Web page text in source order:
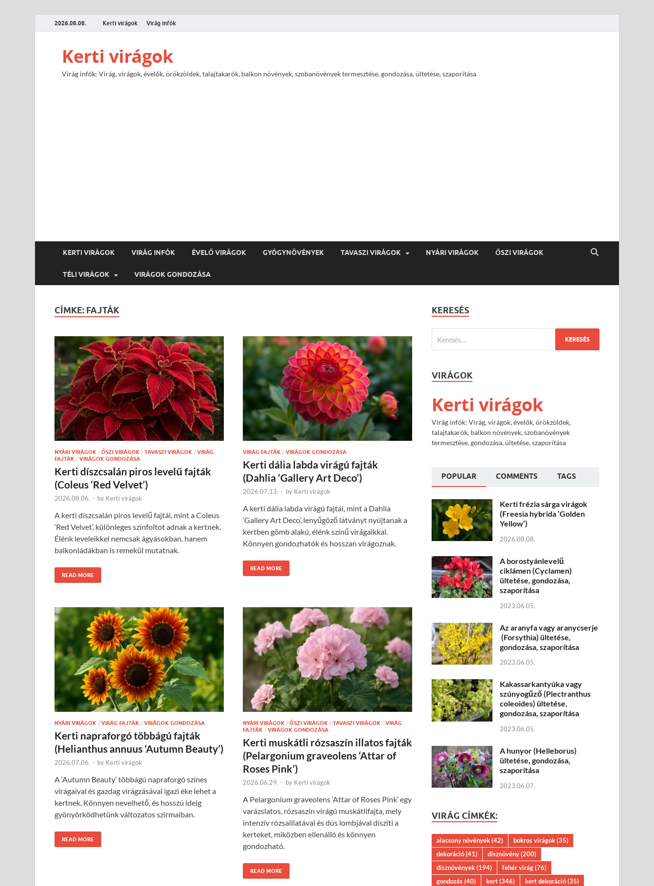
2026.08.08. Kerti virágok Virág infók
Kerti virágok
Virág infók: Virág, virágok, évelők, örökzöldek, talajtakarók, balkon növények, szobanövények termesztése, gondozása, ültetése, szaporítása
KERTI VIRÁGOK VIRÁG INFÓK ÉVELŐ VIRÁGOK GYÓGYNÖVÉNYEK TAVASZI VIRÁGOK NYÁRI VIRÁGOK ŐSZI VIRÁGOK
TÉLI VIRÁGOK VIRÁGOK GONDOZÁSA
CÍMKE: FAJTÁK
NYÁRI VIRÁGOK / ŐSZI VIRÁGOK / TAVASZI VIRÁGOK / VIRÁG
FAJTÁK / VIRÁGOK GONDOZÁSA
Kerti díszcsalán piros levelű fajták
(Coleus ‘Red Velvet’)
2026.08.06. - by Kerti virágok
A kerti díszcsalán piros levelű fajtái, mint a Coleus
‘Red Velvet’, különleges színfoltot adnak a kertnek.
Élénk leveleikkel nemcsak ágyásokban, hanem
balkonládákban is remekül mutatnak.
READ MORE
VIRÁG FAJTÁK / VIRÁGOK GONDOZÁSA
Kerti dália labda virágú fajták
(Dahlia ‘Gallery Art Deco’)
2026.07.13. - by Kerti virágok
A kerti dália labda virágú fajtái, mint a Dahlia
‘Gallery Art Deco’, lenyűgöző látványt nyújtanak a
kertben gömb alakú, élénk színű virágaikkal.
Könnyen gondozhatók és hosszan virágoznak.
READ MORE
NYÁRI VIRÁGOK / VIRÁG FAJTÁK / VIRÁGOK GONDOZÁSA
Kerti napraforgó többágú fajták
(Helianthus annuus ‘Autumn Beauty’)
2026.07.06. - by Kerti virágok
A ‘Autumn Beauty’ többágú napraforgó színes
virágaival és gazdag virágzásával igazi éke lehet a
kertnek. Könnyen nevelhető, és hosszú ideig
gyönyörködhetünk változatos szirmaiban.
READ MORE
NYÁRI VIRÁGOK / ŐSZI VIRÁGOK / TAVASZI VIRÁGOK / VIRÁG
FAJTÁK / VIRÁGOK GONDOZÁSA
Kerti muskátli rózsaszín illatos fajták
(Pelargonium graveolens ‘Attar of
Roses Pink’)
2026.06.29. - by Kerti virágok
A Pelargonium graveolens ‘Attar of Roses Pink’ egy
varázslatos, rózsaszín virágú muskátlifajta, mely
intenzív rózsaillatával és dús lombjával díszíti a
kerteket, miközben ellenálló és könnyen
gondozható.
READ MORE
KERESÉS
VIRÁGOK
Kerti virágok
Virág infók: Virág, virágok, évelők, örökzöldek,
talajtakarók, balkon növények, szobanövények
termesztése, gondozása, ültetése, szaporítása
POPULAR COMMENTS TAGS
Kerti frézia sárga virágok
(Freesia hybrida ‘Golden
Yellow’)
2026.08.08.
A borostyánlevelű
ciklámen (Cyclamen)
ültetése, gondozása,
szaporítása
2023.06.05.
Az aranyfa vagy aranycserje
(Forsythia) ültetése,
gondozása, szaporítása
2023.06.05.
Kakassarkantyúka vagy
szúnyogűző (Plectranthus
coleoides) ültetése,
gondozása, szaporítása
2023.06.05.
A hunyor (Helleborus)
ültetése, gondozása,
szaporítása
2023.06.07.
VIRÁG CÍMKÉK:
alacsony növények(42) bokros virágok(35)
dekoráció(41) dísznövény(200)
dísznövények(194) fehér virág(76)
gondozás(40) kert(346) kert dekoráció(35)